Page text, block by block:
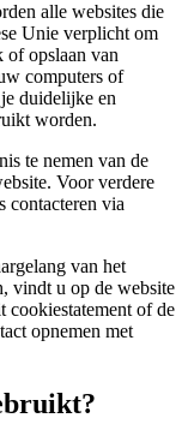
alle websites die
Unie verplicht om
of opslaan van
computers of
duidelijke en
worden.
te nemen van de
Voor verdere
contacteren via
van het
vindt u op de website
cookiestatement of de
opnemen met